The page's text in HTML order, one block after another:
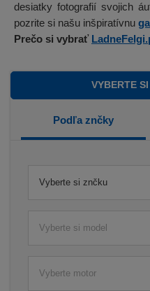
desiatky fotografií svojich
pozrite si našu inšpiratívnu
Prečo si vybrať
VYBERTE
Podľa znčky
Vyberte si znčku
Vyberte si model
Vyberte motor